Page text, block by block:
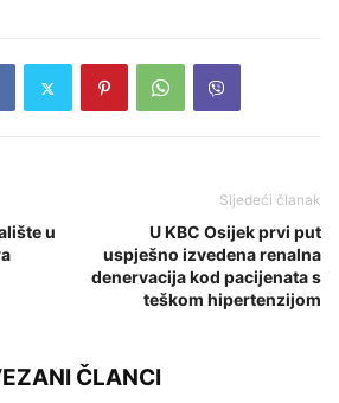
u
Sljedeći članak
U KBC Osijek prvi put
uspješno izvedena renalna
denervacija kod pacijenata s
teškom hipertenzijom
ČLANCI